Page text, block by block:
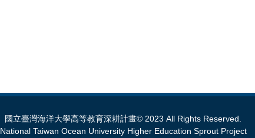
國立臺灣海洋大學高等教育深耕計畫© 2023 All Rights Reserved.
National Taiwan Ocean University Higher Education Sprout Project